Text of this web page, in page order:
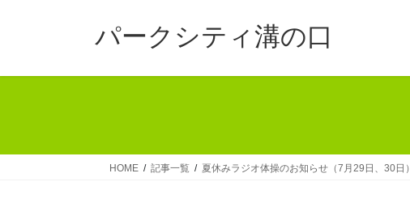
パークシティ溝の口
HOME 記事一覧 夏休みラジオ体操のお知らせ（7月29日、30日）